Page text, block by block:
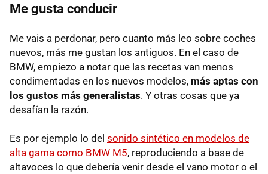
Me gusta conducir
Me vais a perdonar, pero cuanto más leo sobre coches
nuevos, más me gustan los antiguos. En el caso de
BMW, empiezo a notar que las recetas van menos
condimentadas en los nuevos modelos, más aptas con
los gustos más generalistas. Y otras cosas que ya
desafían la razón.
Es por ejemplo lo del sonido sintético en modelos de
alta gama como BMW M5, reproduciendo a base de
altavoces lo que debería venir desde el vano motor o el